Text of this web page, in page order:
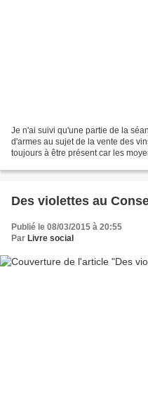
Je n'ai suivi qu'une partie de la
d'armes au sujet de la vente des
toujours à être présent car les
Des violettes au
Publié le 08/03/2015 à 20:55
Par Livre social